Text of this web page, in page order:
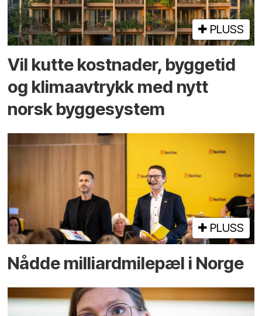
PLUSS
Vil kutte kostnader, byggetid
og klima­avtrykk med nytt
norsk bygge­system
PLUSS
Nådde milliard­­milepæl i Norge